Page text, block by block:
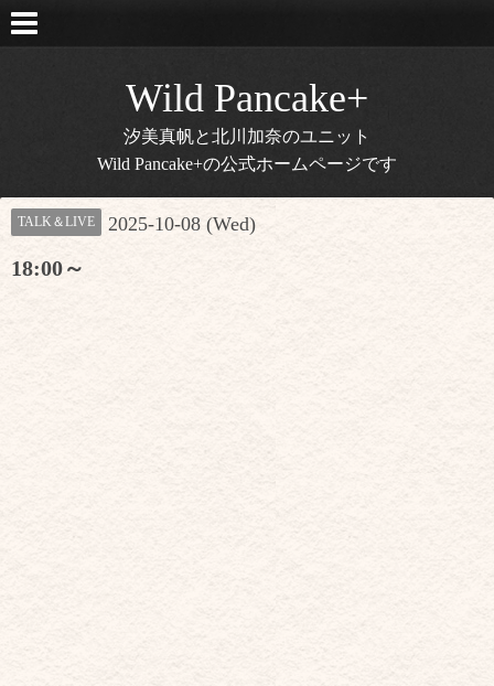
Wild Pancake+
汐美真帆と北川加奈のユニット
Wild Pancake+の公式ホームページです
TALK＆LIVE 2025-10-08 (Wed)
18:00～